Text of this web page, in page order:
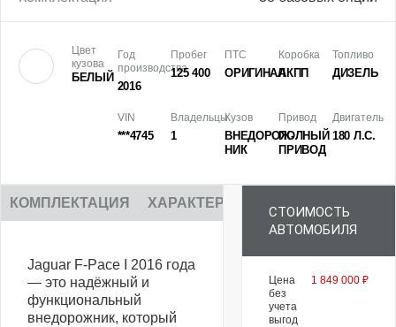
Цвет
кузова
БЕЛЫЙ
Год
производства
2016
Пробег
125 400
ПТС
ОРИГИНАЛ
Коробка
АКПП
Топливо
ДИЗЕЛЬ
VIN
***4745
Владельцы
1
Кузов
ВНЕДОРОЖ­
НИК
Привод
ПОЛНЫЙ
ПРИВОД
Двигатель
180 Л.С.
КОМПЛЕКТАЦИЯ ХАРАКТЕРИСТИКИ
Jaguar F-Pace I 2016 года
— это надёжный и
функциональный
внедорожник, который
СТОИМОСТЬ
АВТОМОБИЛЯ
Цена
без
учета
выгод
1 849 000 ₽